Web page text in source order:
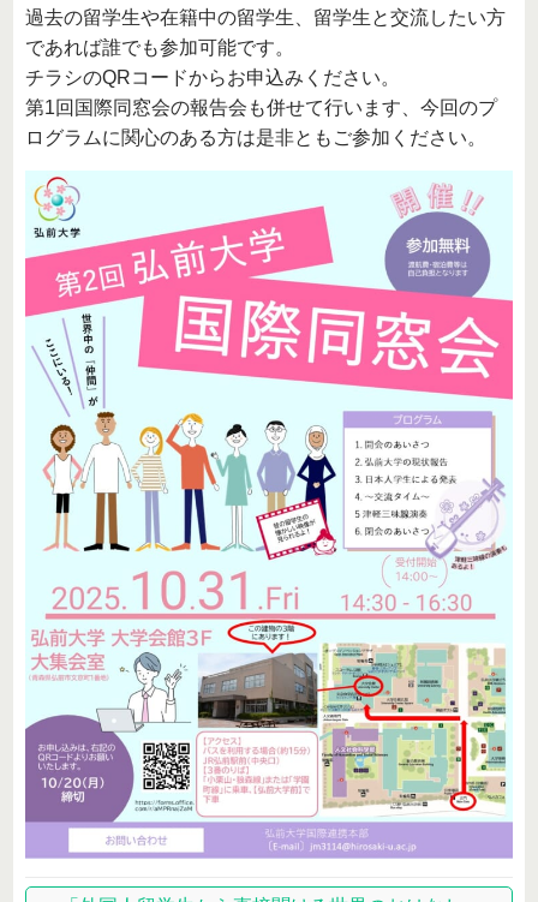
過去の留学生や在籍中の留学生、留学生と交流したい方
であれば誰でも参加可能です。
チラシのQRコードからお申込みください。
第1回国際同窓会の報告会も併せて行います、今回のプ
ログラムに関心のある方は是非ともご参加ください。